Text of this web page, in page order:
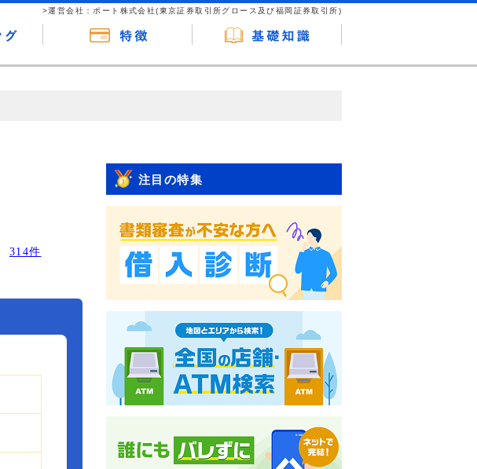
>運営会社：ポート株式会社(東京証券取引所グロース及び福岡証券取引所)
314件
注目の特集